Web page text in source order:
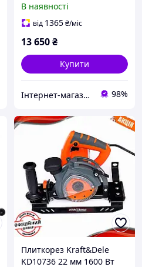
підлоговий
В наявності
від 1365₴/міс
13 650₴
Купити
Інтернет-магазин ELEKTROMAG 98%
Плиткорез Kraft&Dele
KD10736 22 мм 1600 Вт